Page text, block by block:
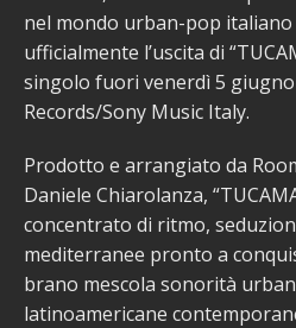
nel mondo urban-pop
ufficialmente l’uscita di
singolo fuori venerdì 5
Records/Sony Music Italy.
Prodotto e arrangiato da
Daniele Chiarolanza,
concentrato di ritmo,
mediterranee pronto a
brano mescola sonorità
latinoamericane